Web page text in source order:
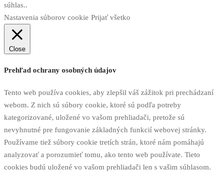
súhlas..
Nastavenia súborov cookie Prijať všetko
Close
Prehľad ochrany osobných údajov
Tento web používa cookies, aby zlepšil váš zážitok pri prechádzaní
webom. Z nich sú súbory cookie, ktoré sú podľa potreby
kategorizované, uložené vo vašom prehliadači, pretože sú
nevyhnutné pre fungovanie základných funkcií webovej stránky.
Používame tiež súbory cookie tretích strán, ktoré nám pomáhajú
analyzovať a porozumieť tomu, ako tento web používate. Tieto
cookies budú uložené vo vašom prehliadači len s vašim súhlasom.